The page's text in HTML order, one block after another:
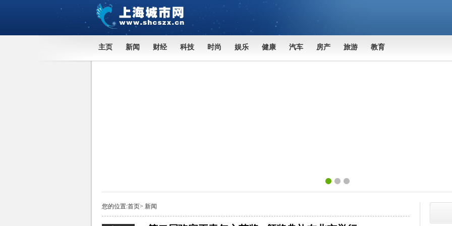
主页 新闻 财经 科技 时尚 娱乐 健康 汽车 房产 旅游 教育
您的位置:首页> 新闻